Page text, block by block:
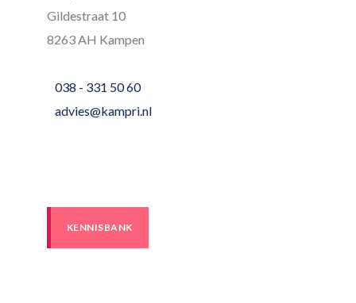
Gildestraat 10
8263 AH Kampen
038 - 331 50 60
advies@kampri.nl
KENNISBANK